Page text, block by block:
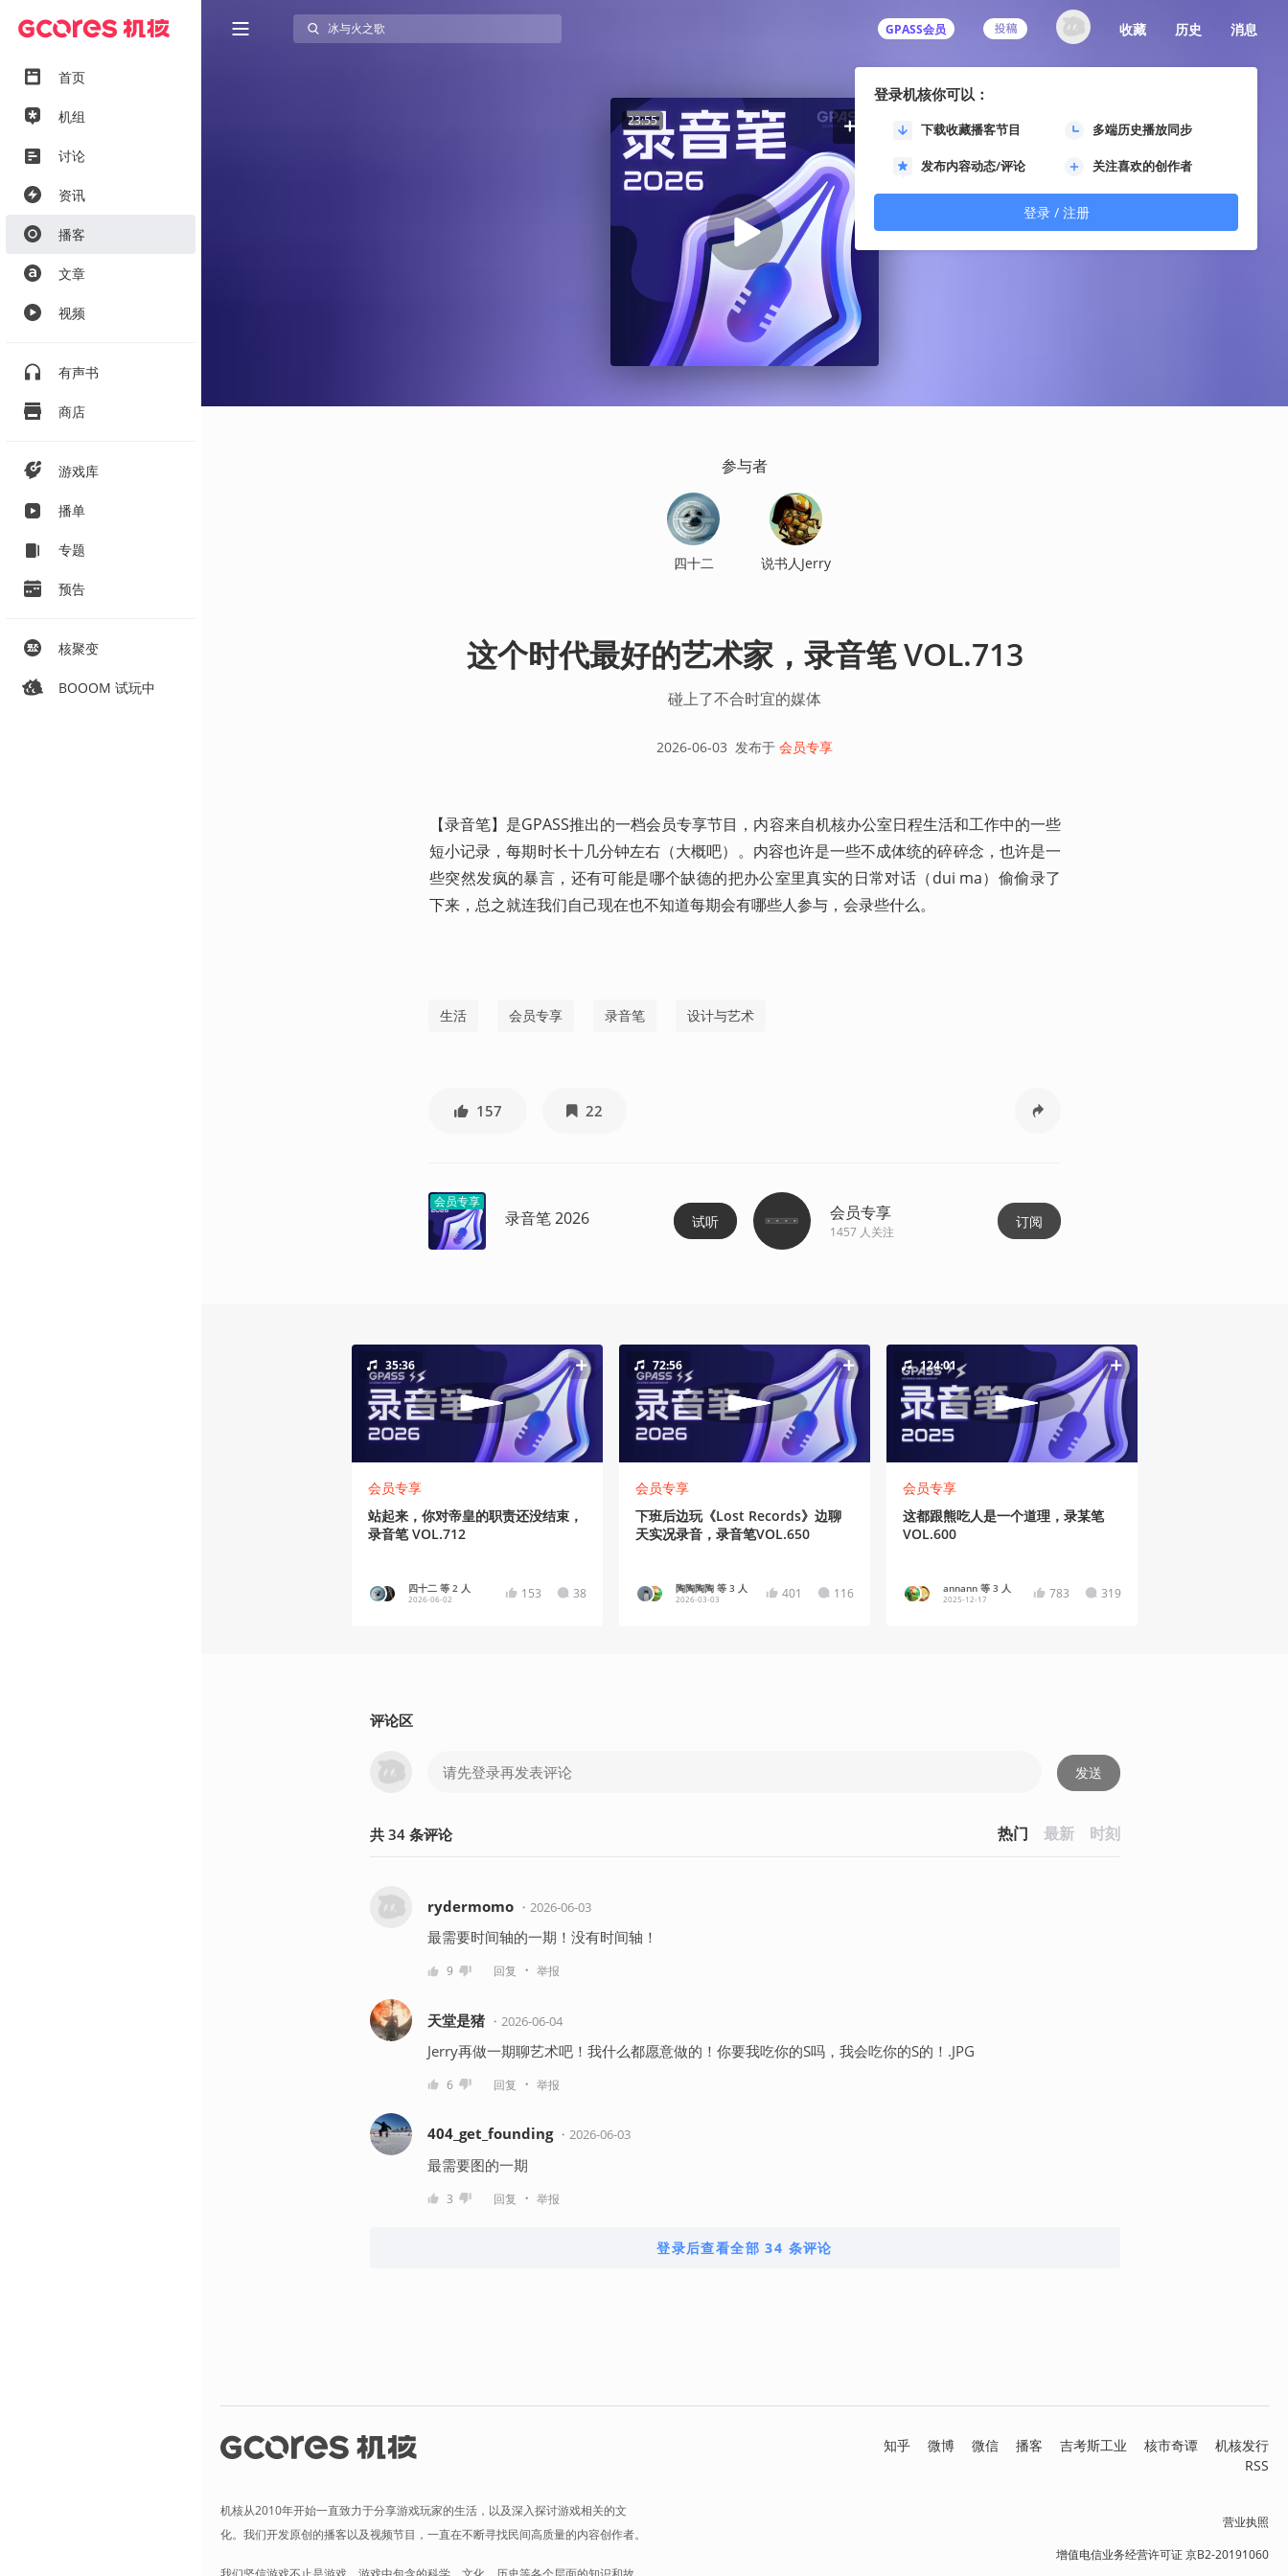
首页
机组
讨论
资讯
播客
文章
视频
有声书
商店
游戏库
播单
专题
预告
核聚变
BOOOM 试玩中
GPASS会员
登录机核你可以：
下载收藏播客节目 多端历史播放同步
发布内容动态/评论 关注喜欢的创作者
登录 / 注册
收藏 历史 消息
23:55
参与者
四十二 说书人Jerry
这个时代最好的艺术家，录音笔 VOL.713
碰上了不合时宜的媒体
2026-06-03 发布于 会员专享
【录音笔】是GPASS推出的一档会员专享节目，内容来自机核办公室日程生活和工作中的一些
短小记录，每期时长十几分钟左右（大概吧）。内容也许是一些不成体统的碎碎念，也许是一
些突然发疯的暴言，还有可能是哪个缺德的把办公室里真实的日常对话（dui ma）偷偷录了
下来，总之就连我们自己现在也不知道每期会有哪些人参与，会录些什么。
生活 会员专享 录音笔 设计与艺术
157 22
会员专享
录音笔 2026 试听 会员专享
1457人关注
订阅
35:36
会员专享
站起来，你对帝皇的职责还没结束，
录音笔 VOL.712
四十二 等 2 人
2026-06-02 153 38
72:56
会员专享
下班后边玩《Lost Records》边聊
天实况录音，录音笔VOL.650
陶陶陶陶 等 3 人
2026-03-03 401 116
124:01
会员专享
这都跟熊吃人是一个道理，录某笔
VOL.600
annann 等 3 人
2025-12-17 783 319
评论区
发送
共 34条评论 热门 最新 时刻
rydermomo ・ 2026-06-03
最需要时间轴的一期！没有时间轴！
9 回复 ・ 举报
天堂是猪 ・ 2026-06-04
Jerry再做一期聊艺术吧！我什么都愿意做的！你要我吃你的S吗，我会吃你的S的！.JPG
6 回复 ・ 举报
404_get_founding ・ 2026-06-03
最需要图的一期
3 回复 ・ 举报
登录后查看全部 34 条评论
机核从2010年开始一直致力于分享游戏玩家的生活，以及深入探讨游戏相关的文
化。我们开发原创的播客以及视频节目，一直在不断寻找民间高质量的内容创作者。
知乎 微博 微信 播客 吉考斯工业 核市奇谭
机核发行
RSS
营业执照
增值电信业务经营许可证 京B2-20191060